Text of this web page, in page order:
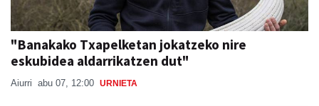
"Banakako Txapelketan jokatzeko nire
eskubidea aldarrikatzen dut"
Aiurri abu 07, 12:00 URNIETA